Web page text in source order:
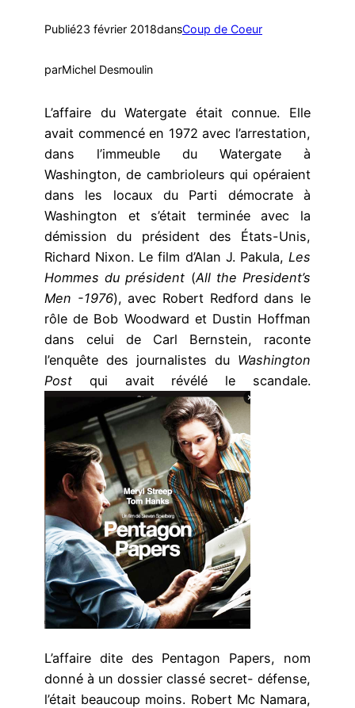
Publié23 février 2018dansCoup de Coeur
parMichel Desmoulin
L’affaire du Watergate était connue. Elle
avait commencé en 1972 avec l’arrestation,
dans l’immeuble du Watergate à
Washington, de cambrioleurs qui opéraient
dans les locaux du Parti démocrate à
Washington et s’était terminée avec la
démission du président des États-Unis,
Richard Nixon. Le film d’Alan J. Pakula, Les
Hommes du président (All the President’s
Men -1976), avec Robert Redford dans le
rôle de Bob Woodward et Dustin Hoffman
dans celui de Carl Bernstein, raconte
l’enquête des journalistes du Washington
Post qui avait révélé le scandale.
L’affaire dite des Pentagon Papers, nom
donné à un dossier classé secret- défense,
l’était beaucoup moins. Robert Mc Namara,